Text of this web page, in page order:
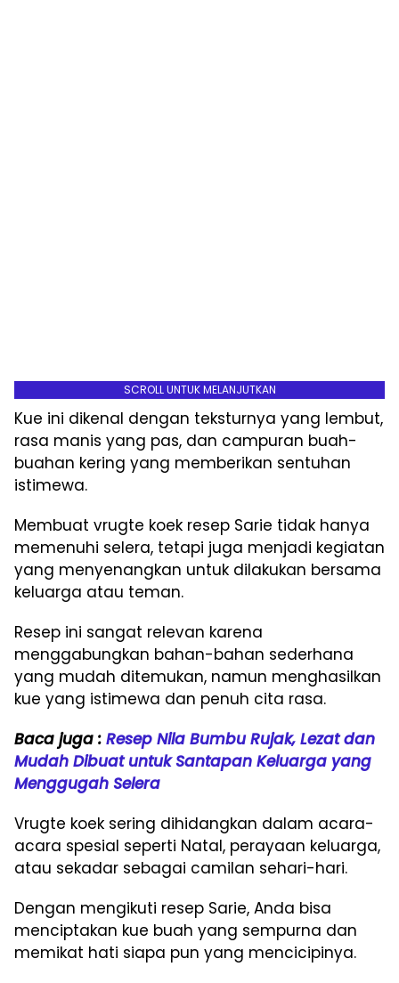
SCROLL UNTUK MELANJUTKAN
Kue ini dikenal dengan teksturnya yang lembut,
rasa manis yang pas, dan campuran buah-
buahan kering yang memberikan sentuhan
istimewa.
Membuat vrugte koek resep Sarie tidak hanya
memenuhi selera, tetapi juga menjadi kegiatan
yang menyenangkan untuk dilakukan bersama
keluarga atau teman.
Resep ini sangat relevan karena
menggabungkan bahan-bahan sederhana
yang mudah ditemukan, namun menghasilkan
kue yang istimewa dan penuh cita rasa.
Baca juga : Resep Nila Bumbu Rujak, Lezat dan
Mudah Dibuat untuk Santapan Keluarga yang
Menggugah Selera
Vrugte koek sering dihidangkan dalam acara-
acara spesial seperti Natal, perayaan keluarga,
atau sekadar sebagai camilan sehari-hari.
Dengan mengikuti resep Sarie, Anda bisa
menciptakan kue buah yang sempurna dan
memikat hati siapa pun yang mencicipinya.